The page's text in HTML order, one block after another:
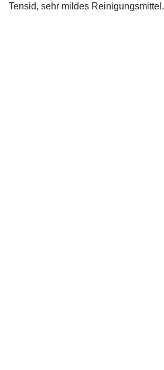
Tensid, sehr mildes Reinigungsmittel.